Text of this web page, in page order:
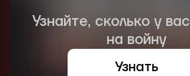
Узнайте, сколько у вас
на войну
Узнать